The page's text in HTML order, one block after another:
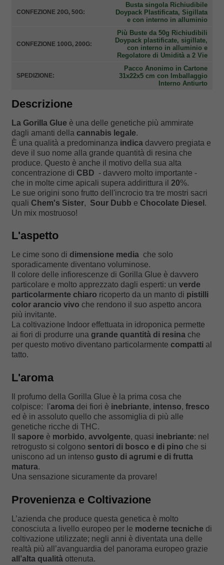
CONFEZIONE 20G, 50G:
Busta singola Richiudibile
Doypack Plastificata, Sigillata
e con interno in alluminio
CONFEZIONE 100G, 200G:
Più Buste da 50g Richiudibili
Doypack plastificate, sigillate,
con interno in alluminio e
Regolatore di Umidità a 2 Vie
SPEDIZIONE:
Pacco Anonimo in Cartone
31x22x5 cm con Imballaggio
Interno Antiurto
Descrizione
La Gorilla Glue è una delle genetiche più ammirate
dagli amanti della cannabis legale.
È una qualità a predominanza indicadavvero pregiata e
deve il suo nome alla grande quantità di resina che
produce. Questo è anche il motivo della sua alta
concentrazione di CBD - davvero molto importante -
che in molte cime apicali supera addirittura il 20%.
Le sue origini sono frutto dell'incrocio tra tre mostri sacri
quali Chem's Sister, Sour Dubb e Chocolate Diesel .
Un mix mostruoso!
L'aspetto
Le cime sono di dimensione mediache solo
sporadicamente diventano voluminose.
Il colore delle infiorescenze di Gorilla Glue è davvero
particolare e molto apprezzato dagli esperti: un verde
particolarmente chiaro ricoperto da un manto di pistilli
color arancio vivo che rendono il suo aspetto ancora
più invitante.
La coltivazione Indoor effettuata in idroponica permette
ai fiori di produrre una grande quantità di resinache
per questo motivo diventano particolarmente compattial
tatto.
L'aroma
Il profumo della Gorilla Glue è la prima cosa che
colpisce: l'aromadei fiori è inebriante, intenso, fresco
ed è in assoluto quello che assomiglia di più alle
genetiche ricche di THC.
sapore è morbido, avvolgente, quasi inebriante: nel
retrogusto si colgono sentori di bosco e di pino che si
uniscono ad un intenso gusto di agrumi e di frutta
matura.
Una sensazione sicuramente da provare!
Provenienza e Coltivazione
L’azienda che produce questa genetica è molto
conosciuta a livello europeo per le moderne tecniche di
coltivazione utilizzate; negli anni è diventata una delle
realtà più all’avanguardia del panorama europeo grazie
all’alta qualitàottenuta.